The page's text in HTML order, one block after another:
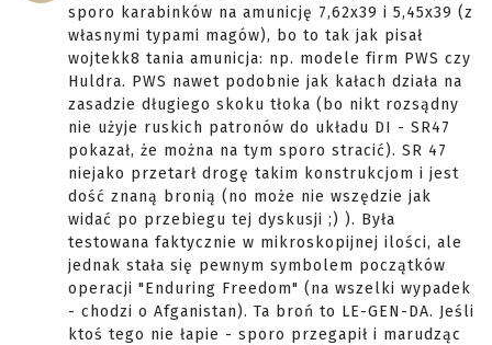
sporo karabinków na amunicję 7,62x39 i 5,45x39 (z
własnymi typami magów), bo to tak jak pisał
wojtekk8 tania amunicja: np. modele firm PWS czy
Huldra. PWS nawet podobnie jak kałach działa na
zasadzie długiego skoku tłoka (bo nikt rozsądny
nie użyje ruskich patronów do układu DI - SR47
pokazał, że można na tym sporo stracić). SR 47
niejako przetarł drogę takim konstrukcjom i jest
dość znaną bronią (no może nie wszędzie jak
widać po przebiegu tej dyskusji ;) ). Była
testowana faktycznie w mikroskopijnej ilości, ale
jednak stała się pewnym symbolem początków
operacji "Enduring Freedom" (na wszelki wypadek
- chodzi o Afganistan). Ta broń to LE-GEN-DA. Jeśli
ktoś tego nie łapie - sporo przegapił i marudząc